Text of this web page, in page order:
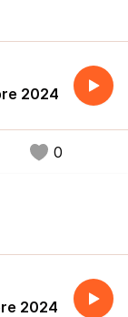
2024
0
2024